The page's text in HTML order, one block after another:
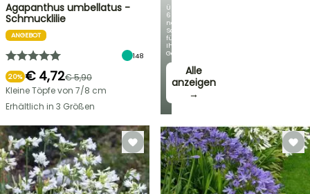
Über
60
neue
Sorten
für
Ihren
Garten!
Alle
anzeigen
→
Agapanthus umbellatus -
Schmucklilie
ANGEBOT
148
20% € 4,72€ 5,90
Kleine Töpfe von 7/8 cm
Erhältlich in 3 Größen